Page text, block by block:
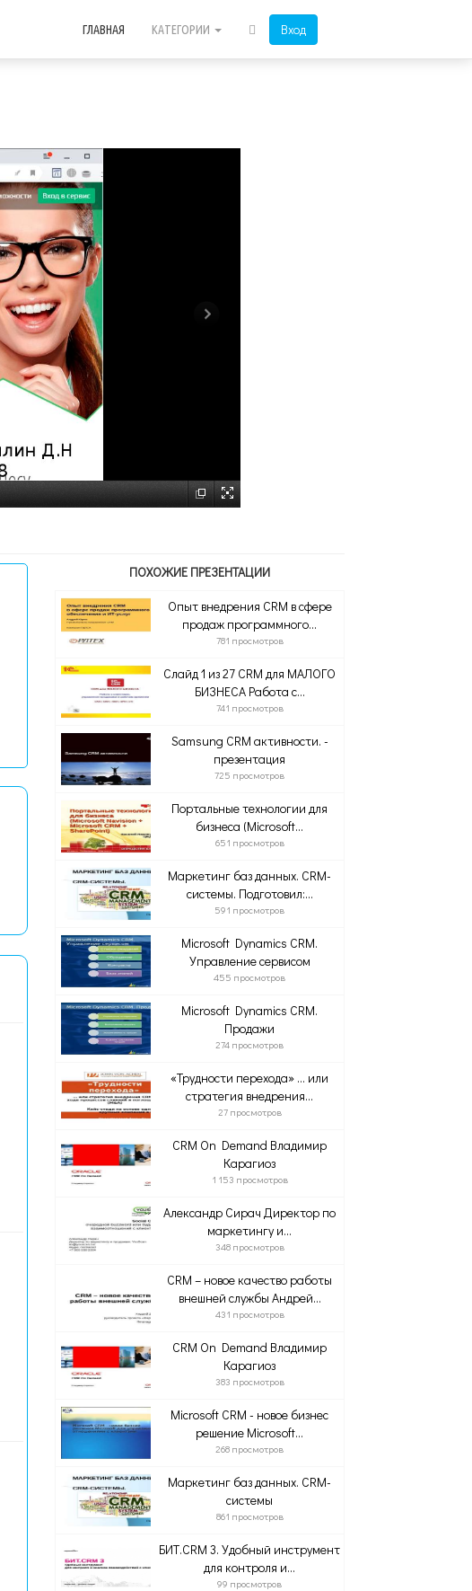
Вход
ГЛАВНАЯ КАТЕГОРИИ
ПОХОЖИЕ ПРЕЗЕНТАЦИИ
Опыт внедрения CRM в сфере
продаж программного...
781 просмотров
Слайд 1 из 27 CRM для МАЛОГО
БИЗНЕСА Работа с...
741 просмотров
Samsung CRM активности. -
презентация
725 просмотров
Портальные технологии для
бизнеса (Microsoft...
651 просмотров
Маркетинг баз данных. CRM-
системы. Подготовил:...
591 просмотров
Microsoft Dynamics CRM.
Управление сервисом
455 просмотров
Microsoft Dynamics CRM.
Продажи
274 просмотров
«Трудности перехода» … или
стратегия внедрения...
27 просмотров
CRM On Demand Владимир
Карагиоз
1 153 просмотров
Александр Сирач Директор по
маркетингу и...
348 просмотров
CRM – новое качество работы
внешней службы Андрей...
431 просмотров
CRM On Demand Владимир
Карагиоз
383 просмотров
Microsoft CRM - новое бизнес
решение Microsoft...
268 просмотров
Маркетинг баз данных. CRM-
системы
861 просмотров
БИТ.CRM 3. Удобный инструмент
для контроля и...
99 просмотров